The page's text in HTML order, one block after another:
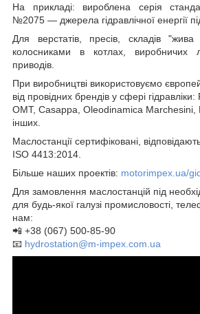
На прикладі: вироблена серія
№2075 — джерела гідравлічної енергії
Для верстатів, пресів, складів "жива
колосниками в котлах, виробничих
приводів.
При виробництві використовуємо
від провідних брендів у сфері
OMT, Casappa, Oleodinamica Marchesini,
інших.
Маслостанції сертифіковані,
ISO 4413:2014.
Більше наших проектів: motorimpex.ua/
Для замовлення маслостанцій під
для будь-якої галузі промисловості,
нам:
📲 +38 (067) 500-85-90
📧 hydrostation@m-impex.com.ua